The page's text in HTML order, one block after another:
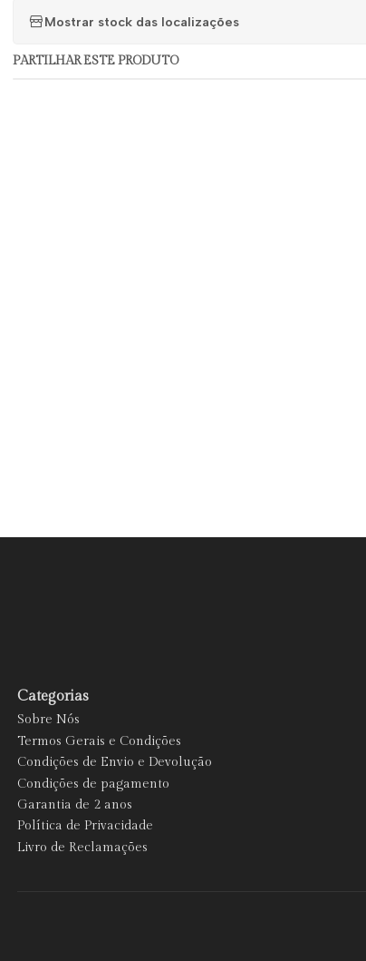
Mostrar stock das localizações
PARTILHAR ESTE PRODUTO
Categorias
Sobre Nós
Termos Gerais e Condições
Condições de Envio e Devolução
Condições de pagamento
Garantia de 2 anos
Política de Privacidade
Livro de Reclamações